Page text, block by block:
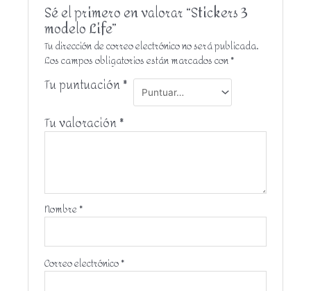
Sé el primero en valorar “Stickers 3
modelo Life”
Tu dirección de correo electrónico no será publicada.
Los campos obligatorios están marcados con*
Tu puntuación*
Tu valoración*
Nombre*
Correo electrónico*